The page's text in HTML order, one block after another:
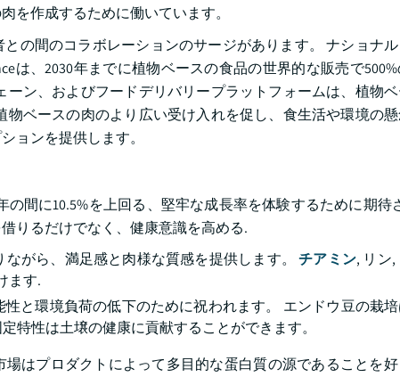
を作成するために働いています。
の間のコラボレーションのサージがあります。 ナショナ
は、2030年までに植物ベースの食品の世界的な販売で
ン、およびフードデリバリープラットフォームは、植物
ベースの肉のより広い受け入れを促し、食生活や環境の
ョンを提供します。
の間に10.5%を上回る、堅牢な成長率を体験するために期待
りるだけでなく、健康意識を高める.
がら、満足感と肉様な質感を提供します。チアミン, リン
ます.
と環境負荷の低下のために祝われます。 エンドウ豆の栽
特性は土壌の健康に貢献することができます。
はプロダクトによって多目的な蛋白質の源であることを